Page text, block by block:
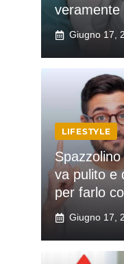
veramente
Giugno 17,
LIFESTYLE
va pulito e
per farlo
Giugno 17,